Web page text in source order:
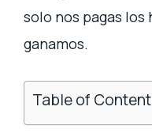
solo nos pagas
ganamos.
Table of